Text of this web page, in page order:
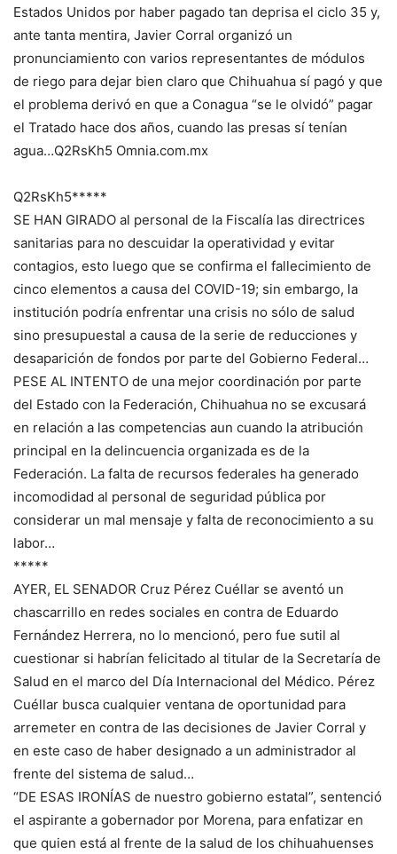
Estados Unidos por haber pagado tan deprisa el ciclo 35 y,
ante tanta mentira, Javier Corral organizó un
pronunciamiento con varios representantes de módulos
de riego para dejar bien claro que Chihuahua sí pagó y que
el problema derivó en que a Conagua “se le olvidó” pagar
el Tratado hace dos años, cuando las presas sí tenían
agua…Q2RsKh5 Omnia.com.mx
Q2RsKh5*****
SE HAN GIRADO al personal de la Fiscalía las directrices
sanitarias para no descuidar la operatividad y evitar
contagios, esto luego que se confirma el fallecimiento de
cinco elementos a causa del COVID-19; sin embargo, la
institución podría enfrentar una crisis no sólo de salud
sino presupuestal a causa de la serie de reducciones y
desaparición de fondos por parte del Gobierno Federal…
PESE AL INTENTO de una mejor coordinación por parte
del Estado con la Federación, Chihuahua no se excusará
en relación a las competencias aun cuando la atribución
principal en la delincuencia organizada es de la
Federación. La falta de recursos federales ha generado
incomodidad al personal de seguridad pública por
considerar un mal mensaje y falta de reconocimiento a su
labor…
*****
AYER, EL SENADOR Cruz Pérez Cuéllar se aventó un
chascarrillo en redes sociales en contra de Eduardo
Fernández Herrera, no lo mencionó, pero fue sutil al
cuestionar si habrían felicitado al titular de la Secretaría de
Salud en el marco del Día Internacional del Médico. Pérez
Cuéllar busca cualquier ventana de oportunidad para
arremeter en contra de las decisiones de Javier Corral y
en este caso de haber designado a un administrador al
frente del sistema de salud…
“DE ESAS IRONÍAS de nuestro gobierno estatal”, sentenció
el aspirante a gobernador por Morena, para enfatizar en
que quien está al frente de la salud de los chihuahuenses